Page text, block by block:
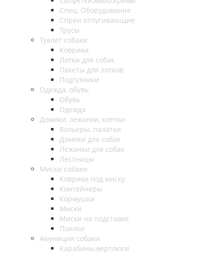
Спец. Оборудование
Спреи отпугивающие
Трусы
Туалет собаки
Коврики
Лотки для собак
Пакеты для лотков
Подгузники
Одежда, обувь
Обувь
Одежда
Домики, лежанки, клетки
Вольеры, палатки
Домики для собак
Лежанки для собак
Лестницы
Миски собаки
Коврики под миску
Контейнеры
Кормушки
Миски
Миски на подставке
Поилки
Амуниция собаки
Карабины,вертлюги